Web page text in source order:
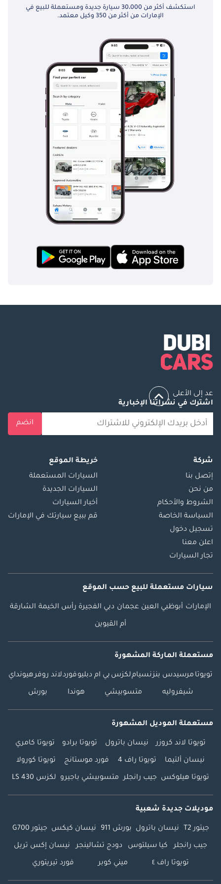
Porsche 911 Turbo: يجمع 911 Turbo بين سهولة الاستخدام اليومية
إن إرث ماكلارين MP4-12C في الإمارات العربية المتحدة هو أحد الأداء
المذهل والتكنولوجيا المتطورة والتصميم المذهل. لقد كانت باستمرار
في طليعة ابتكار السيارات الخارقة ، حيث تقدم تجربة قيادة لا تنسى
استكشف أكثر من 30،000 سيارة جديدة ومستعملة للبيع في
الإمارات من أكثر من 350 وكيل معتمد.
عد إلى الأعلى
اشترك في نشراتنا الإخبارية
انضم
شركة
إتصل بنا
من نحن
الشروط والأحكام
السياسة الخاصة
تسجيل دخول
اعلن معنا
تجار السيارات
خريطة الموقع
السيارات المستعملة
السيارات الجديدة
أخبار السيارات
قم ببيع سيارتك في الإمارات
سيارات مستعملة للبيع حسب الموقع
الإمارات أبوظبي العين عجمان دبي الفجيرة رأس الخيمة الشارقة
أم القيوين
مستعملة الماركة المشهورة
تويوتا مرسيدس بنزنسياملكزس بي ام دبليوفوردلاند روفرهيونداي
شيفروليه متسوبيشي هوندا بورش
مستعملة الموديل المشهورة
تويوتا لاند كروزر نيسان باترول تويوتا برادو تويوتا كامري
نيسان ألتيما تويوتا راف 4 فورد موستانج تويوتا كورولا
تويوتا هيلوكس جيب رانجلر متسوبيشي باجيرو لكزس LS 430
موديلات جديدة شعبية
جيتور T2 نيسان باترول بورش 911 نيسان كيكس جيتور G700
جيب رانجلر كيا سيلتوس دودج تشالينجر نيسان إكس تريل
تويوتا راف ٤ ميني كوبر فورد تيريتوري